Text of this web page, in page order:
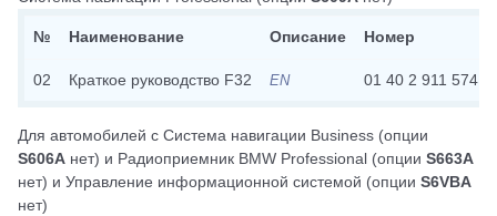
№ Наименование Описание Номер
02 Краткое руководство F32 EN 01 40 2 911 574
Для автомобилей с Система навигации Business (опции
S606A нет) и Радиоприемник BMW Professional (опции S663A
нет) и Управление информационной системой (опции S6VBA
нет)